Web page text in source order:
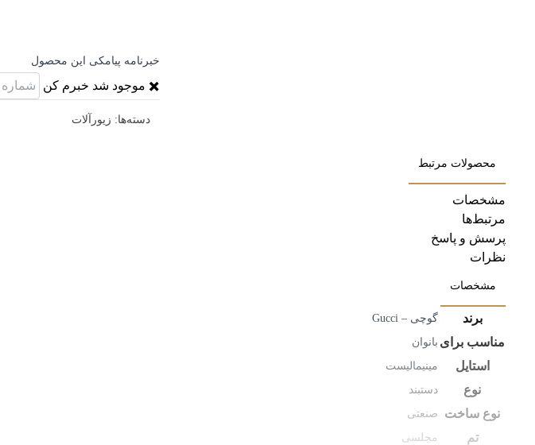
خبرنامه پیامکی این محصول
✖️ موجود شد خبرم کن
دسته‌ها: زیورآلات
مشخصات
مرتبط‌ها
پرسش و پاسخ
نظرات
مشخصات
برند گوچی – Gucci
مناسب برای بانوان
استایل مینیمالیست
نوع دستبند
نوع ساخت صنعتی
تم مجلسی
محصولات مرتبط